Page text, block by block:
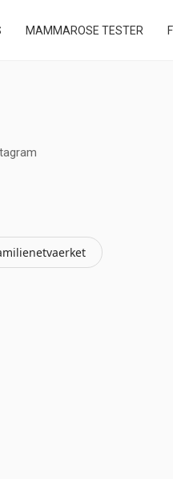
MAMMAROSE TESTER